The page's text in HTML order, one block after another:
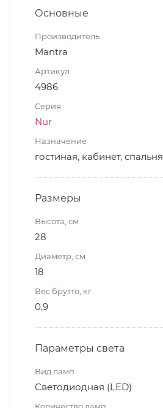
Основные
Производитель
Mantra
Артикул
4986
Серия
Nur
Назначение
гостиная, кабинет, спальня
Размеры
Высота, см
28
Диаметр, см
18
Вес брутто, кг
0,9
Параметры света
Вид ламп
Светодиодная (LED)
Количество ламп